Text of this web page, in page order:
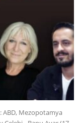
ABD, Mezopotamya